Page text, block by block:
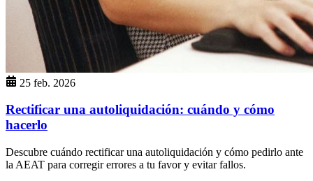
25 feb. 2026
Rectificar una autoliquidación: cuándo y cómo
hacerlo
Descubre cuándo rectificar una autoliquidación y cómo pedirlo ante
la AEAT para corregir errores a tu favor y evitar fallos.